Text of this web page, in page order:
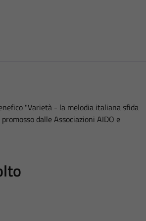
"Varietà - la melodia italiana sfida
dalle Associazioni AIDO e